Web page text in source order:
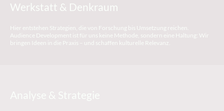
Werkstatt & Denkraum
Hier entstehen Strategien, die von Forschung bis Umsetzung reichen.
Audience Development ist für uns keine Methode, sondern eine Haltung: Wir
bringen Ideen in die Praxis – und schaffen kulturelle Relevanz.